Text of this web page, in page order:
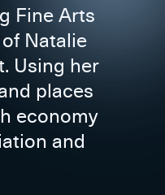
Fine Arts
Natalie
Using her
places
economy
and